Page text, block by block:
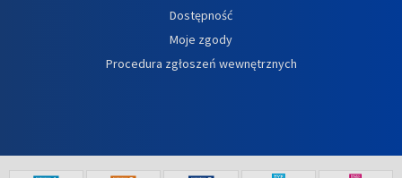
Dostępność
Moje zgody
Procedura zgłoszeń wewnętrznych